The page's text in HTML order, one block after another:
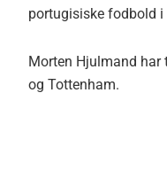
portugisiske fodbold
Morten Hjulmand har
og Tottenham.